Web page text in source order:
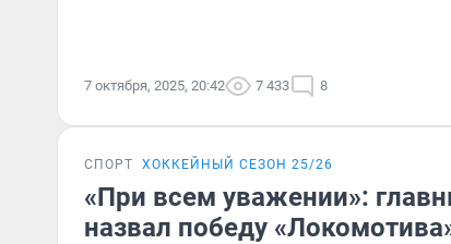
7 октября, 2025, 20:42 7 433 8
СПОРТ ХОККЕЙНЫЙ СЕЗОН 25/26
«При всем уважении»:
назвал победу